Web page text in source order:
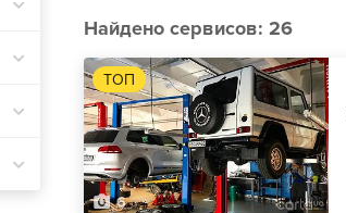
Найденосервисов: 26
ТОП
6